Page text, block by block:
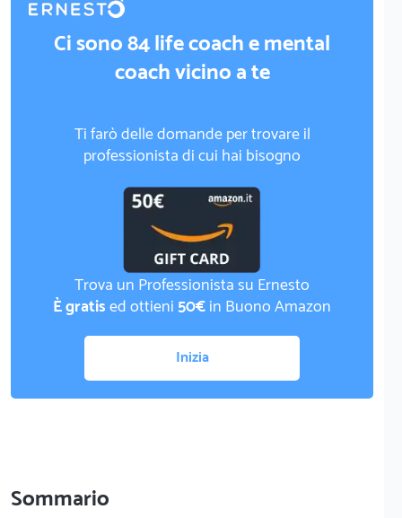
Ci sono 84 life coach e mental
coach vicino a te
Ti farò delle domande per trovare il
professionista di cui hai bisogno
Trova un Professionista su Ernesto
È gratised ottieni50€in Buono Amazon
Inizia
Sommario